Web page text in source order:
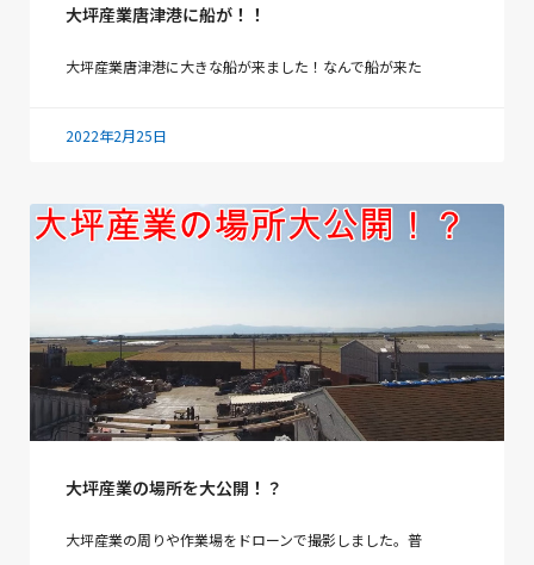
大坪産業唐津港に船が！！
大坪産業唐津港に大きな船が来ました！なんで船が来た
2022年2月25日
大坪産業の場所を大公開！？
大坪産業の周りや作業場をドローンで撮影しました。普